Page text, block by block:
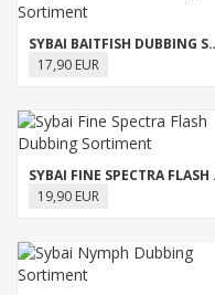
SYBAI
17,90 EUR
SYBAI
19,90 EUR